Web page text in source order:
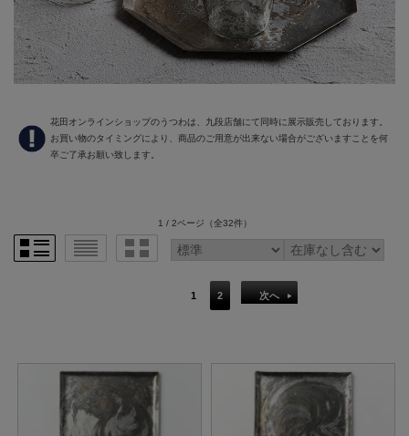
花田オンラインショップのうつわは、九段店舗にて同時に展示販売しております。
お買い物のタイミングにより、商品のご用意が出来ない場合がございますことを何
卒ご了承お願い致します。
1 / 2ページ （全32件）
1 2 次へ